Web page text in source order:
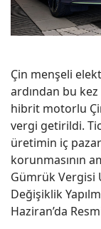
Çin menşeli
ardından bu
hibrit motorlu
vergi getirildi.
üretimin iç
korunmasının
Gümrük Vergisi
Değişiklik
Haziran’da